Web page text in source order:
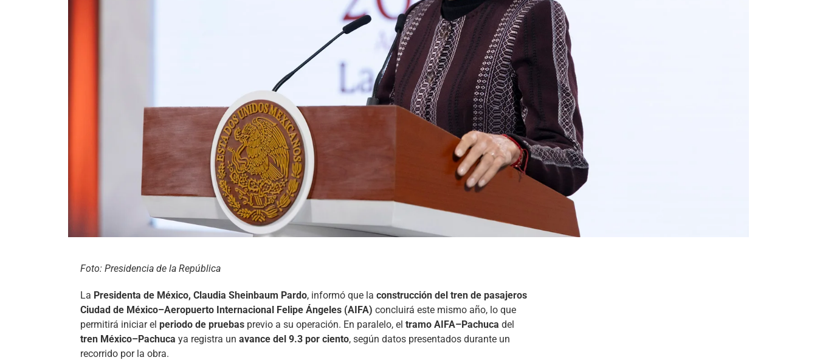
Foto: Presidencia de la República
La Presidenta de México, Claudia Sheinbaum Pardo, informó que la construcción del tren de pasajeros
Ciudad de México–Aeropuerto Internacional Felipe Ángeles (AIFA) concluirá este mismo año, lo que
permitirá iniciar el periodo de pruebas previo a su operación. En paralelo, el tramo AIFA–Pachuca del
tren México–Pachuca ya registra un avance del 9.3 por ciento, según datos presentados durante un
recorrido por la obra.